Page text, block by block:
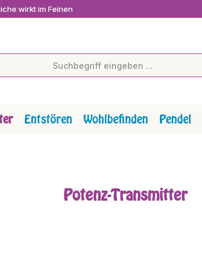
wirkt im Feinen
Entstören Wohlbefinden Pendel
Potenz-Transmitter